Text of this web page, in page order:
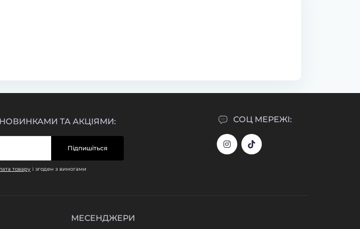
СОЦ МЕРЕЖІ:
ТА АКЦІЯМИ:
Підпишіться
товару і згоден з вимогами
МЕСЕНДЖЕРИ